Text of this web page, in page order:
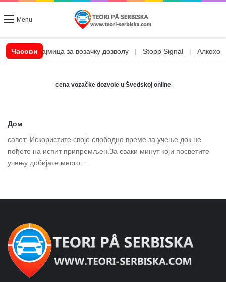
Menu
Часови
CSN позајмица за возачку дозволу | Stopp Signal | Алкохол
cena vozačke dozvole u Švedskoj online
Дом
савет: Искористите своје слободно време за учење док не
пођете на испит припремљен.За сваки минут који посветите
учењу добијате много…